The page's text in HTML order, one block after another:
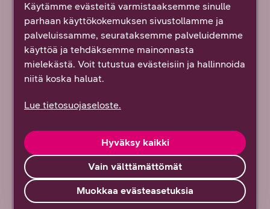
Uudet Galaxy-sarjan kellot
ovat täällä
Kellon ostajalle nyt ranneke kaupan päälle.
Etujen arvo yhteensä jopa 159,90 €.Galaxy
€.Galaxy Watch9 -sarja alk. 409 €.
Tutustu
Käytämme evästeitä varmistaaksemme sinulle
parhaan käyttökokemuksen sivustollamme ja
palveluissamme, seurataksemme palveluidemme
käyttöä ja tehdäksemme mainonnasta
mielekästä. Voit tutustua evästeisiin ja hallinnoida
niitä koska haluat.
Lue tietosuojaseloste.
Vain välttämättömät
Hyväksy kaikki
Muokkaa evästeasetuksia